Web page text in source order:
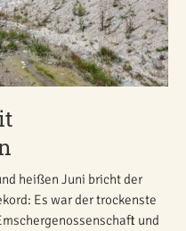
heißen Juni bricht der
Es war der trockenste
und